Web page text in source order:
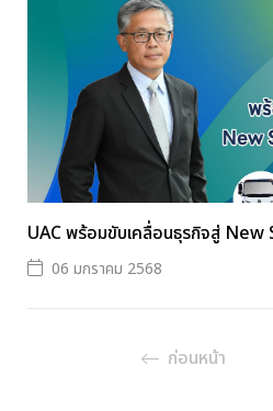
UAC พร้อมขับเคลื่อนธุรกิจสู่
06 มกราคม 2568
ก่อนหน้า